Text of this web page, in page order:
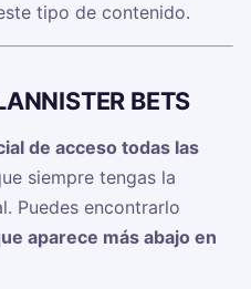
tipo de contenido.
BETS
de acceso todas las
siempre tengas la
Puedes encontrarlo
aparece más abajo en